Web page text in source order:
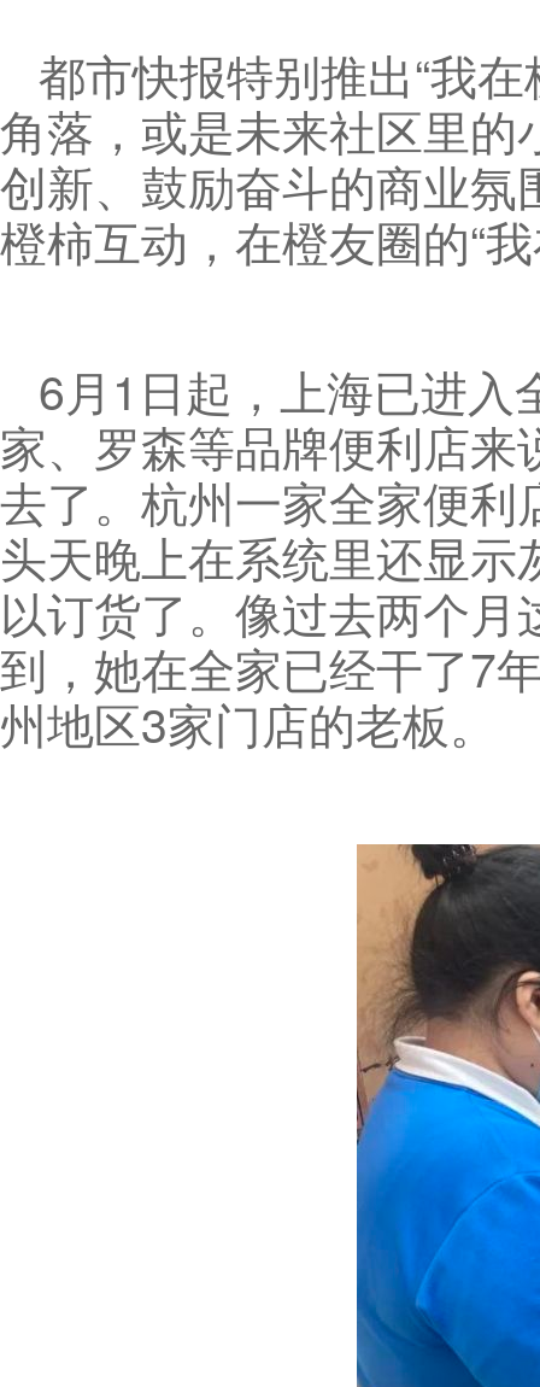
都市快报特别推出“我
角落，或是未来社区里
创新、鼓励奋斗的商业
橙柿互动，在橙友圈的“
6月1日起，上海已进入
家、罗森等品牌便利店
去了。杭州一家全家便
头天晚上在系统里还显
以订货了。像过去两个
到，她在全家已经干了7
州地区3家门店的老板。